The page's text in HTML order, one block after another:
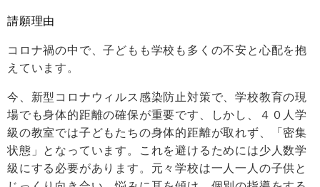
請願理由
コロナ禍の中で、子どもも学校も多くの不安と心配を抱
えています。
今、新型コロナウィルス感染防止対策で、学校教育の現
場でも身体的距離の確保が重要です、しかし、４０人学
級の教室では子どもたちの身体的距離が取れず、「密集
状態」となっています。これを避けるためには少人数学
級にする必要があります。元々学校は一人一人の子供と